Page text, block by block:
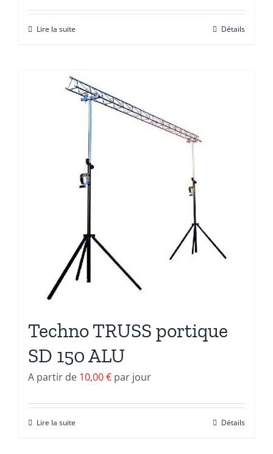
Lire la suite Détails
Techno TRUSS portique
SD 150 ALU
A partir de 10,00€ par jour
Lire la suite Détails